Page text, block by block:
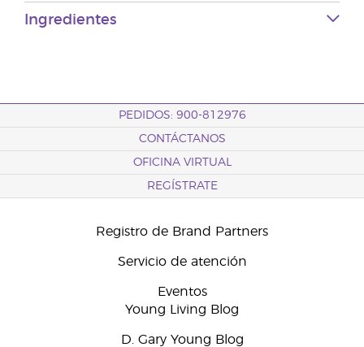
Ingredientes
PEDIDOS: 900-812976
CONTÁCTANOS
OFICINA VIRTUAL
REGÍSTRATE
Registro de Brand Partners
Servicio de atención
Eventos
Young Living Blog
D. Gary Young Blog